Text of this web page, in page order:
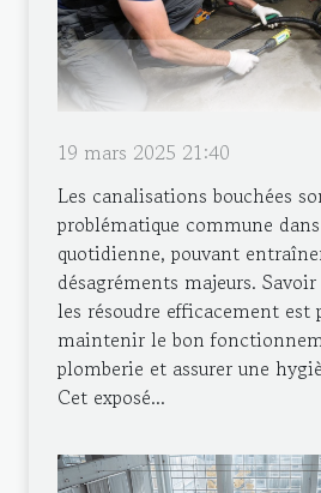
19 mars 2025 21:40
Les canalisations bouchées
problématique commune
quotidienne, pouvant
désagréments majeurs.
les résoudre efficacement
maintenir le bon
plomberie et assurer une
Cet exposé...